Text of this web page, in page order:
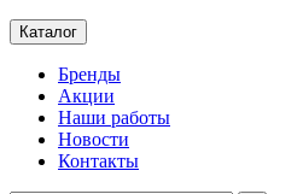
Каталог
Бренды
Акции
Наши работы
Новости
Контакты